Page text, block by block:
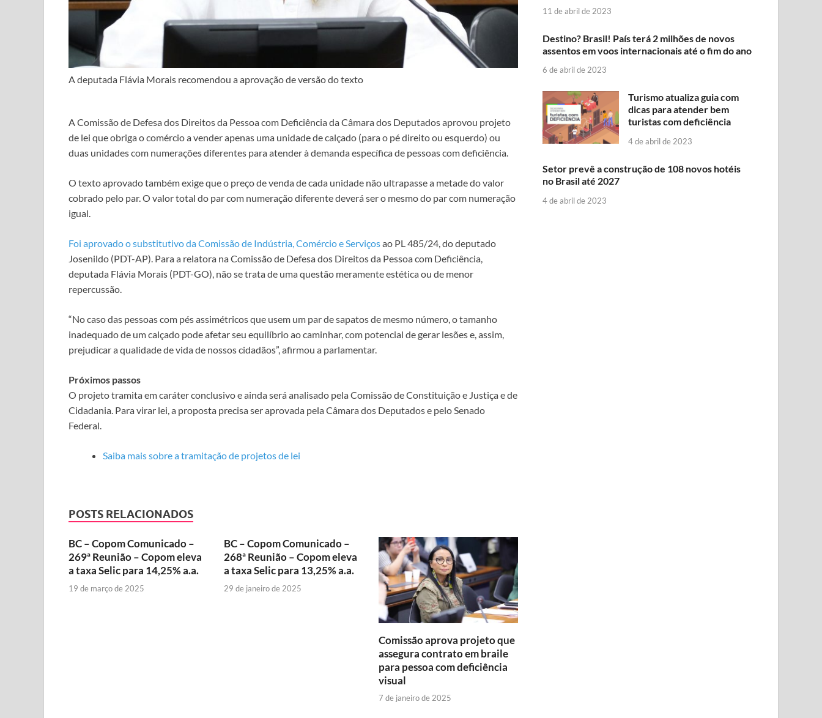
A deputada Flávia Morais recomendou a aprovação de versão do texto
A Comissão de Defesa dos Direitos da Pessoa com Deficiência da Câmara dos Deputados aprovou projeto
de lei que obriga o comércio a vender apenas uma unidade de calçado (para o pé direito ou esquerdo) ou
duas unidades com numerações diferentes para atender à demanda específica de pessoas com deficiência.
O texto aprovado também exige que o preço de venda de cada unidade não ultrapasse a metade do valor
cobrado pelo par. O valor total do par com numeração diferente deverá ser o mesmo do par com numeração
igual.
Foi aprovado osubstitutivoda Comissão de Indústria, Comércio e Serviçosao PL 485/24, do deputado
Josenildo (PDT-AP). Para a relatora na Comissão de Defesa dos Direitos da Pessoa com Deficiência,
deputada Flávia Morais (PDT-GO), não se trata de uma questão meramente estética ou de menor
repercussão.
“No caso das pessoas com pés assimétricos que usem um par de sapatos de mesmo número, o tamanho
inadequado de um calçado pode afetar seu equilíbrio ao caminhar, com potencial de gerar lesões e, assim,
prejudicar a qualidade de vida de nossos cidadãos”, afirmou a parlamentar.
Próximos passos
O projeto tramita emcaráter conclusivoe ainda será analisado pela Comissão de Constituição e Justiça e de
Cidadania. Para virar lei, a proposta precisa ser aprovada pela Câmara dos Deputados e pelo Senado
Federal.
Saiba mais sobre a tramitação de projetos de lei
POSTS RELACIONADOS
BC – Copom Comunicado –
269ª Reunião – Copom eleva
a taxa Selic para 14,25% a.a.
19 de março de 2025
BC – Copom Comunicado –
268ª Reunião – Copom eleva
a taxa Selic para 13,25% a.a.
29 de janeiro de 2025
Comissão aprova projeto que
assegura contrato em braile
para pessoa com deficiência
visual
7 de janeiro de 2025
11 de abril de 2023
Destino? Brasil! País terá 2 milhões de novos
assentos em voos internacionais até o fim do ano
6 de abril de 2023
Turismo atualiza guia com
dicas para atender bem
turistas com deficiência
4 de abril de 2023
Setor prevê a construção de 108 novos hotéis
no Brasil até 2027
4 de abril de 2023